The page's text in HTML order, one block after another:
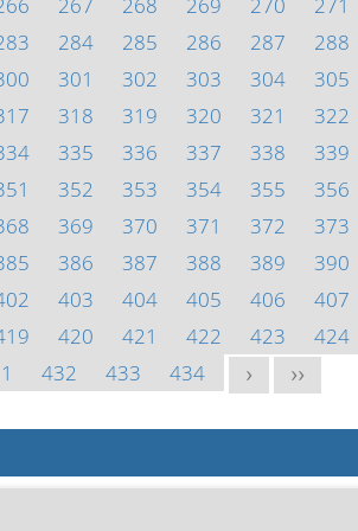
284 285 286 287 288
301 302 303 304 305
318 319 320 321 322
335 336 337 338 339
352 353 354 355 356
369 370 371 372 373
386 387 388 389 390
403 404 405 406 407
420 421 422 423 424
432 433 434 > >>